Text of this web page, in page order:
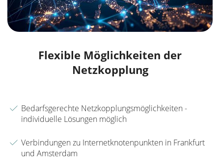
Flexible Möglichkeiten der
Netzkopplung
Bedarfsgerechte Netzkopplungsmöglichkeiten -
individuelle Lösungen möglich
Verbindungen zu Internetknotenpunkten in Frankfurt
und Amsterdam